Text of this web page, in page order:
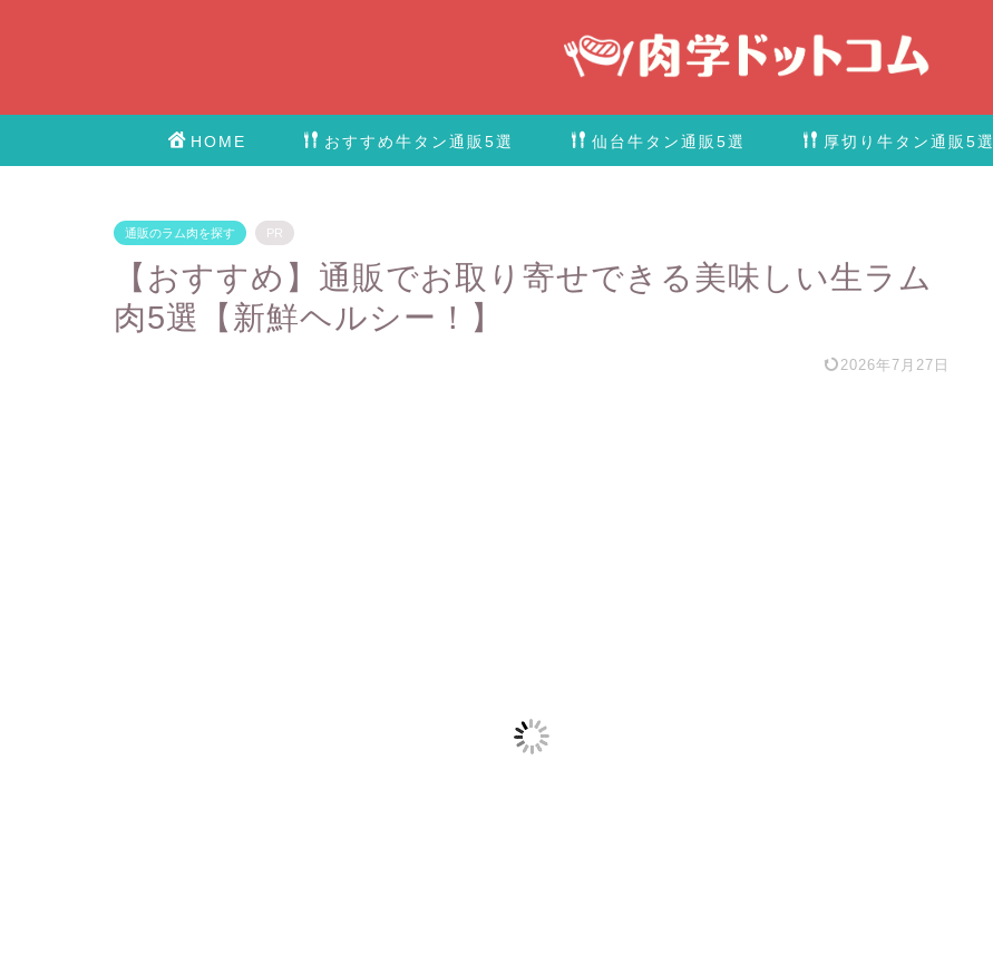
HOME おすすめ牛タン通販5選 仙台牛タン通販5選 厚切り牛タン通販5選
通販のラム肉を探す PR
【おすすめ】通販でお取り寄せできる美味しい生ラム
肉5選【新鮮ヘルシー！】
2026年7月27日